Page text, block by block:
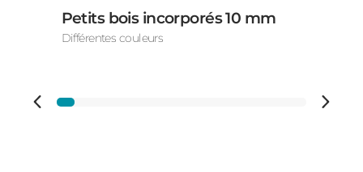
Petits bois incorporés 10 mm
Différentes couleurs